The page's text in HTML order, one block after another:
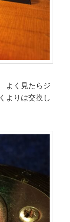
よく見たらジ
よりは交換し